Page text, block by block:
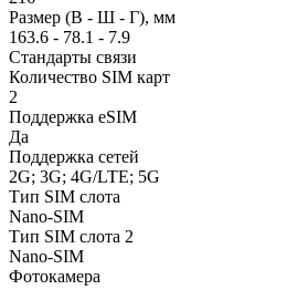
Размер (В - Ш - Г), мм
163.6 - 78.1 - 7.9
Стандарты связи
Количество SIM карт
2
Поддержка eSIM
Да
Поддержка сетей
2G; 3G; 4G/LTE; 5G
Тип SIM слота
Nano-SIM
Тип SIM слота 2
Nano-SIM
Фотокамера